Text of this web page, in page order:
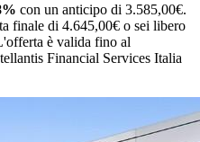
con un anticipo di 3.585,00€.
finale di 4.645,00€ o sei libero
è valida fino al
Financial Services Italia